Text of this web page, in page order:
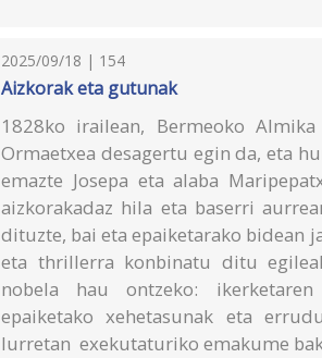
2025/09/18 | 154
Aizkorak eta gutunak
1828ko irailean, Bermeoko
Ormaetxea desagertu egin da, eta
emazte Josepa eta alaba
aizkorakadaz hila eta baserri
dituzte, bai eta epaiketarako bidean
eta thrillerra konbinatu ditu
nobela hau ontzeko: ikerketaren
epaiketako xehetasunak eta
lurretan exekutaturiko emakume